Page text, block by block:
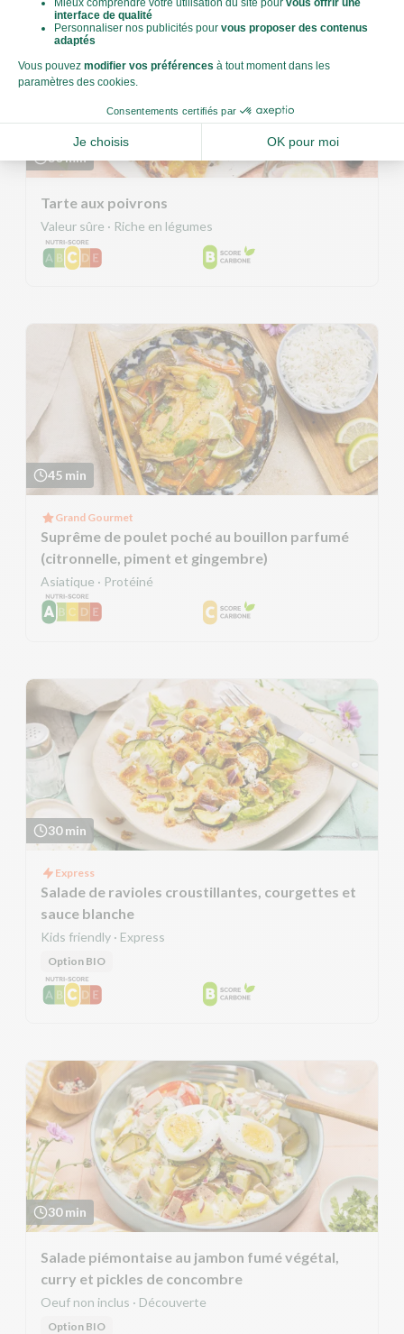
30 min
Tarte aux poivrons
Valeur sûre · Riche en légumes
45 min
Grand Gourmet
Suprême de poulet poché au bouillon parfumé
(citronnelle, piment et gingembre)
Asiatique · Protéiné
30 min
Express
Salade de ravioles croustillantes, courgettes et
sauce blanche
Kids friendly · Express
Option BIO
30 min
Salade piémontaise au jambon fumé végétal,
curry et pickles de concombre
Oeuf non inclus · Découverte
Option BIO